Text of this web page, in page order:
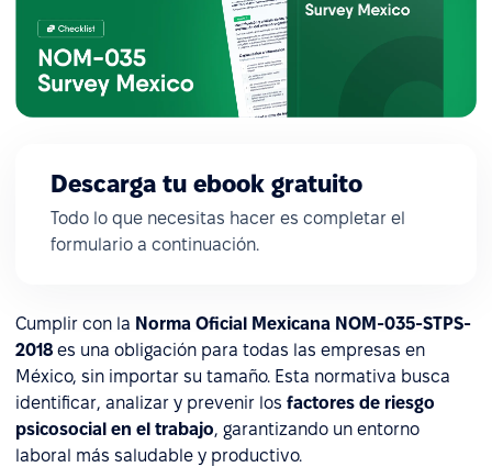
Descarga tu ebook gratuito
Todo lo que necesitas hacer es completar el
formulario a continuación.
Cumplir con la Norma Oficial Mexicana NOM-035-STPS-
2018 es una obligación para todas las empresas en
México, sin importar su tamaño. Esta normativa busca
identificar, analizar y prevenir los factores de riesgo
psicosocial en el trabajo, garantizando un entorno
laboral más saludable y productivo.